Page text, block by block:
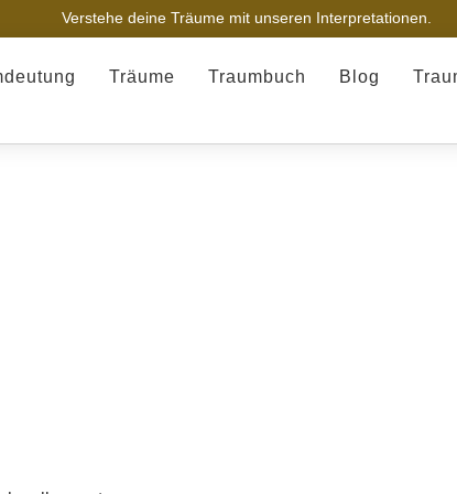
Verstehe deine Träume mit unseren Interpretationen.
Träume Traumbuch Blog